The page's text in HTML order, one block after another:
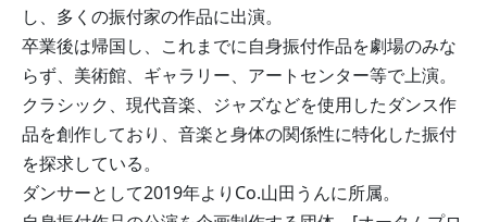
し、多くの振付家の作品に出演。
卒業後は帰国し、これまでに自身振付作品を劇場のみな
らず、美術館、ギャラリー、アートセンター等で上演。
クラシック、現代音楽、ジャズなどを使用したダンス作
品を創作しており、音楽と身体の関係性に特化した振付
を探求している。
ダンサーとして2019年よりCo.山田うんに所属。